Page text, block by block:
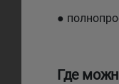
●
Где